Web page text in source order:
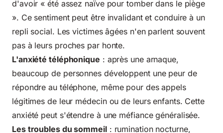
d'avoir « été assez naïve pour tomber dans le piège
». Ce sentiment peut être invalidant et conduire à un
repli social. Les victimes âgées n'en parlent souvent
pas à leurs proches par honte.
L'anxiété téléphonique : après une arnaque,
beaucoup de personnes développent une peur de
répondre au téléphone, même pour des appels
légitimes de leur médecin ou de leurs enfants. Cette
anxiété peut s'étendre à une méfiance généralisée.
Les troubles du sommeil: rumination nocturne,